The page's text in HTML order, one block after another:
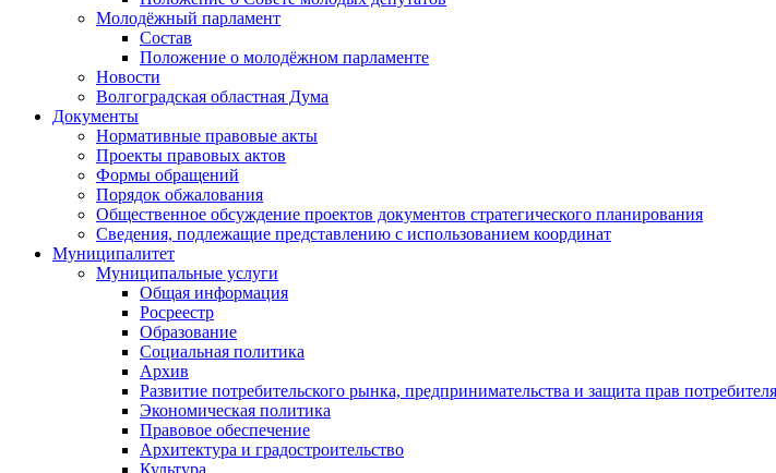
Молодёжный парламент
Состав
Положение о молодёжном парламенте
Новости
Волгоградская областная Дума
Документы
Нормативные правовые акты
Проекты правовых актов
Формы обращений
Порядок обжалования
Общественное обсуждение проектов документов стратегического планирования
Сведения, подлежащие представлению с использованием координат
Муниципалитет
Муниципальные услуги
Общая информация
Росреестр
Образование
Социальная политика
Архив
Развитие потребительского рынка, предпринимательства и защита прав потребителя
Экономическая политика
Правовое обеспечение
Архитектура и градостроительство
Культура